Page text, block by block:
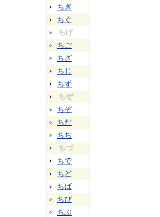
ちぎ
ちぐ
ちげ
ちご
ちざ
ちじ
ちず
ちぜ
ちぞ
ちだ
ちぢ
ちづ
ちで
ちど
ちば
ちび
ちぶ